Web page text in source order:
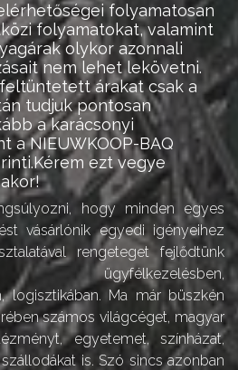
folyamatosan
folyamatokat, valamint
olykor azonnali
nem lehet lekövetni.
árakat csak a
tudjuk pontosan
a karácsonyi
a NIEUWKOOP-BAQ
ezt vegye
hogy minden egyes
vásárlónik egyedi igényeihez
rengeteget fejlődtünk
ügyfélkezelésben,
logisztikában. Ma már büszkén
számos világcéget, magyar
egyetemet, színházat,
is. Szó sincs azonban